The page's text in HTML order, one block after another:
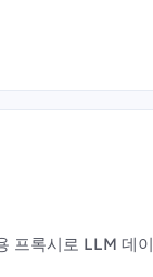
프록시로 LLM 데이